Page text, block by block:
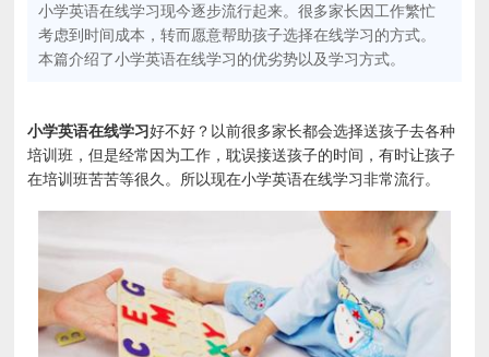
小学英语在线学习现今逐步流行起来。很多家长因工作繁忙
考虑到时间成本，转而愿意帮助孩子选择在线学习的方式。
本篇介绍了小学英语在线学习的优劣势以及学习方式。
小学英语在线学习好不好？以前很多家长都会选择送孩子去各种
培训班，但是经常因为工作，耽误接送孩子的时间，有时让孩子
在培训班苦苦等很久。所以现在小学英语在线学习非常流行。